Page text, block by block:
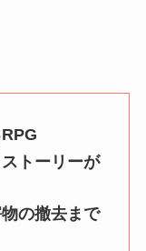
トーリーが
の撤去まで